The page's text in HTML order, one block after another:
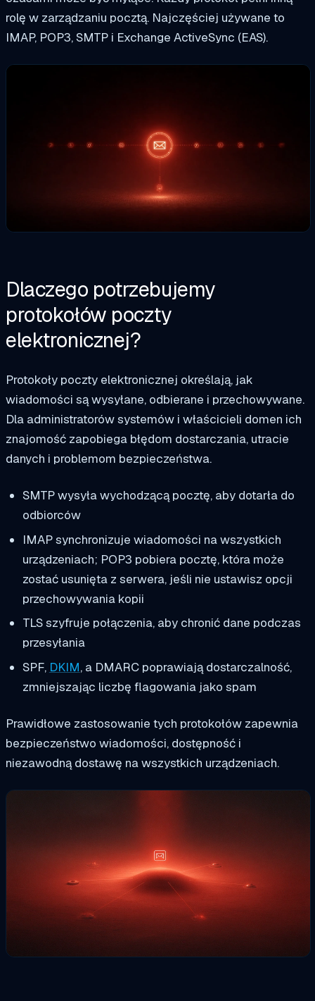
rolę w zarządzaniu pocztą. Najczęściej używane to
IMAP, POP3, SMTP i Exchange ActiveSync (EAS).
Dlaczego potrzebujemy
protokołów poczty
elektronicznej?
Protokoły poczty elektronicznej określają, jak
wiadomości są wysyłane, odbierane i przechowywane.
Dla administratorów systemów i właścicieli domen ich
znajomość zapobiega błędom dostarczania, utracie
danych i problemom bezpieczeństwa.
SMTP wysyła wychodzącą pocztę, aby dotarła do
odbiorców
IMAP synchronizuje wiadomości na wszystkich
urządzeniach; POP3 pobiera pocztę, która może
zostać usunięta z serwera, jeśli nie ustawisz opcji
przechowywania kopii
TLS szyfruje połączenia, aby chronić dane podczas
przesyłania
SPF, DKIM, a DMARC poprawiają dostarczalność,
zmniejszając liczbę flagowania jako spam
Prawidłowe zastosowanie tych protokołów zapewnia
bezpieczeństwo wiadomości, dostępność i
niezawodną dostawę na wszystkich urządzeniach.